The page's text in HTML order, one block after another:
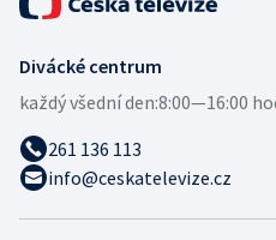
Divácké centrum
každý všední den:8:00—16:00
261 136 113
info@ceskatelevize.cz